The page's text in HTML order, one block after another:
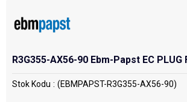
R3G355-AX56-90 Ebm-Papst EC PLUG
Stok Kodu (EBMPAPST-R3G355-AX56-90)